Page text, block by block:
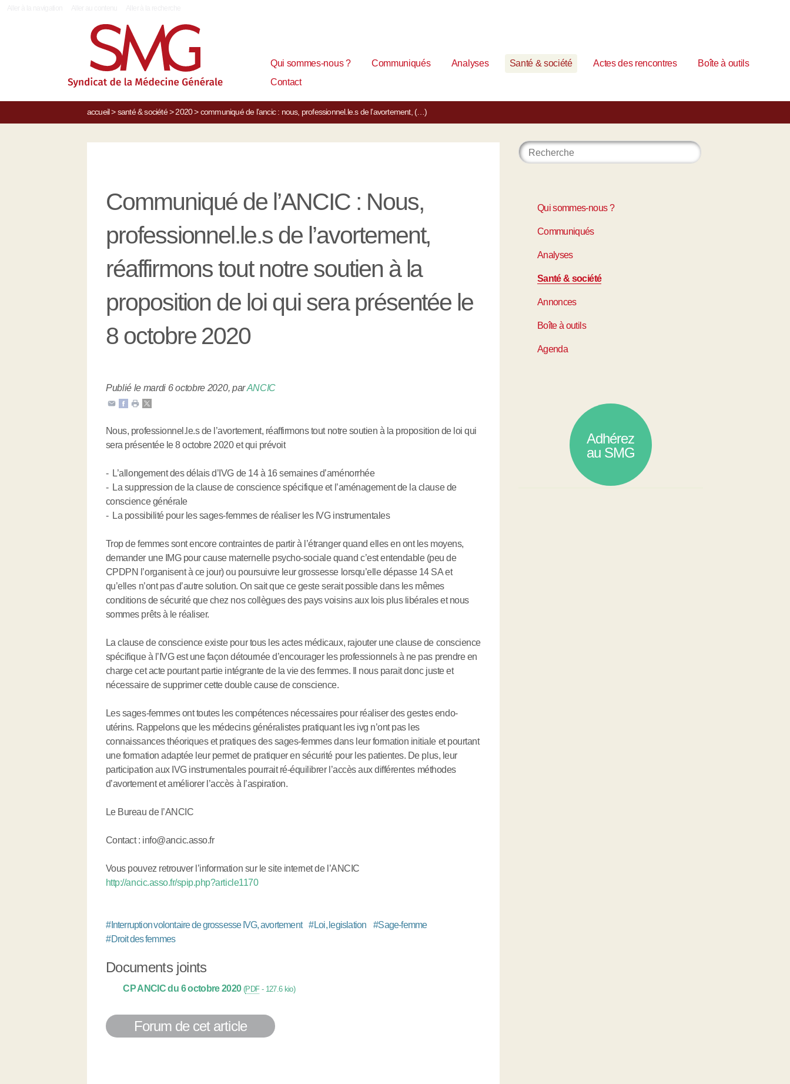
Qui sommes-nous ? Communiqués Analyses Santé & société Actes des rencontres
Boîte à outils
Contact
accueil> santé & société> 2020> communiqué de l’ancic : nous, professionnel.le.s de l’avortement, (…)
Communiqué de l’ANCIC : Nous,
professionnel.le.s de l’avortement,
réaffirmons tout notre soutien à la
proposition de loi qui sera présentée le
8 octobre 2020
Publié le mardi 6 octobre 2020, parANCIC
Nous, professionnel.le.s de l’avortement, réaffirmons tout notre soutien à la proposition de loi qui
sera présentée le 8 octobre 2020 et qui prévoit
- L’allongement des délais d’IVG de 14 à 16 semaines d’aménorrhée
- La suppression de la clause de conscience spécifique et l’aménagement de la clause de
conscience générale
- La possibilité pour les sages-femmes de réaliser les IVG instrumentales
Trop de femmes sont encore contraintes de partir à l’étranger quand elles en ont les moyens,
demander une IMG pour cause maternelle psycho-sociale quand c’est entendable (peu de
CPDPN l’organisent à ce jour) ou poursuivre leur grossesse lorsqu’elle dépasse 14 SA et
qu’elles n’ont pas d’autre solution. On sait que ce geste serait possible dans les mêmes
conditions de sécurité que chez nos collègues des pays voisins aux lois plus libérales et nous
sommes prêts à le réaliser.
La clause de conscience existe pour tous les actes médicaux, rajouter une clause de conscience
spécifique à l’IVG est une façon détournée d’encourager les professionnels à ne pas prendre en
charge cet acte pourtant partie intégrante de la vie des femmes. Il nous parait donc juste et
nécessaire de supprimer cette double cause de conscience.
Les sages-femmes ont toutes les compétences nécessaires pour réaliser des gestes endo-
utérins. Rappelons que les médecins généralistes pratiquant les ivg n’ont pas les
connaissances théoriques et pratiques des sages-femmes dans leur formation initiale et pourtant
une formation adaptée leur permet de pratiquer en sécurité pour les patientes. De plus, leur
participation aux IVG instrumentales pourrait ré-équilibrer l’accès aux différentes méthodes
d’avortement et améliorer l’accès à l’aspiration.
Le Bureau de l’ANCIC
Contact : info@ancic.asso.fr
Vous pouvez retrouver l’information sur le site internet de l’ANCIC
http://ancic.asso.fr/spip.php?article1170
#Interruption volontaire de grossesse IVG, avortement #Loi, legislation #Sage-femme
#Droit des femmes
Documents joints
CP ANCIC du 6 octobre 2020 (PDF- 127.6 kio)
Forum de cet article
Qui sommes-nous ?
Communiqués
Analyses
Santé & société
Annonces
Boîte à outils
Agenda
Adhérez
au SMG